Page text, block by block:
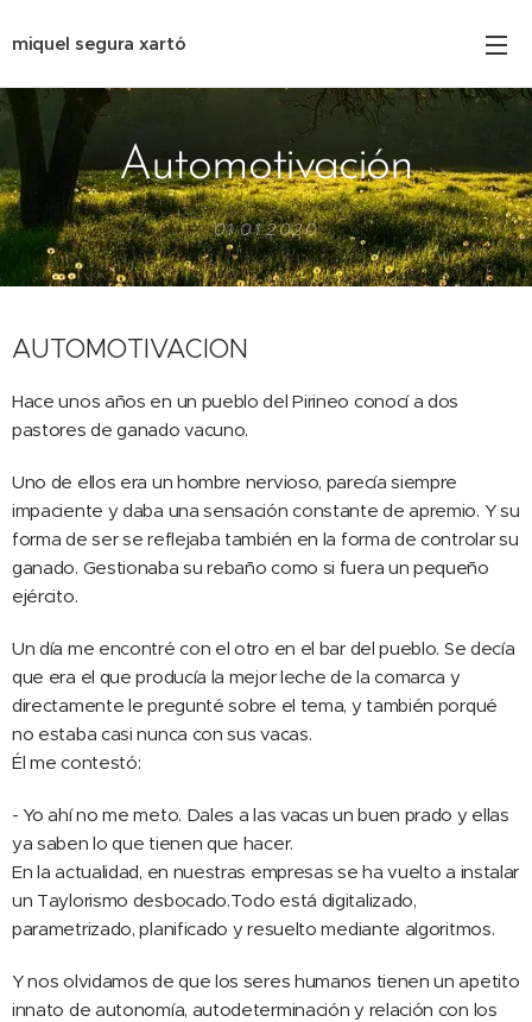
miquel segura xartó
Automotivación
01.01.2020
AUTOMOTIVACION
Hace unos años en un pueblo del Pirineo conocí a dos
pastores de ganado vacuno.
Uno de ellos era un hombre nervioso, parecía siempre
impaciente y daba una sensación constante de apremio. Y su
forma de ser se reflejaba también en la forma de controlar su
ganado. Gestionaba su rebaño como si fuera un pequeño
ejército.
Un día me encontré con el otro en el bar del pueblo. Se decía
que era el que producía la mejor leche de la comarca y
directamente le pregunté sobre el tema, y también porqué
no estaba casi nunca con sus vacas.
Él me contestó:
- Yo ahí no me meto. Dales a las vacas un buen prado y ellas
ya saben lo que tienen que hacer.
En la actualidad, en nuestras empresas se ha vuelto a instalar
un Taylorismo desbocado.Todo está digitalizado,
parametrizado, planificado y resuelto mediante algoritmos.
Y nos olvidamos de que los seres humanos tienen un apetito
innato de autonomía, autodeterminación y relación con los